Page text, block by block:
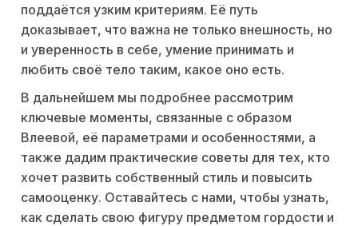
поддаётся узким критериям. Её путь
доказывает, что важна не только внешность, но
и уверенность в себе, умение принимать и
любить своё тело таким, какое оно есть.
В дальнейшем мы подробнее рассмотрим
ключевые моменты, связанные с образом
Влеевой, её параметрами и особенностями, а
также дадим практические советы для тех, кто
хочет развить собственный стиль и повысить
самооценку. Оставайтесь с нами, чтобы узнать,
как сделать свою фигуру предметом гордости и